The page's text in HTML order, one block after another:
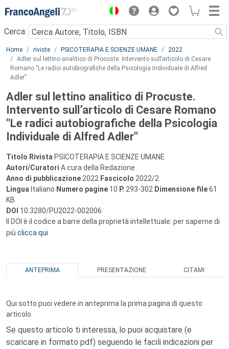
Menu
Cerca:
Main content
Home riviste PSICOTERAPIA E SCIENZE UMANE
2022
Adler sul lettino analitico di Procuste. Intervento sull’articolo di Cesare
Romano "Le radici autobiografiche della Psicologia Individuale di Alfred
Adler"
Adler sul lettino analitico di Procuste.
Intervento sull’articolo di Cesare Romano
"Le radici autobiografiche della Psicologia
Individuale di Alfred Adler"
Titolo Rivista PSICOTERAPIA E SCIENZE UMANE
Autori/Curatori A cura della Redazione
Anno di pubblicazione 2022 Fascicolo 2022/2
Lingua Italiano Numero pagine 10 P. 293-302 Dimensione file61
KB
DOI 10.3280/PU2022-002006
Il DOI è il codice a barre della proprietà intellettuale: per saperne di
più clicca qui
ANTEPRIMA PRESENTAZIONE CITAMI
Qui sotto puoi vedere in anteprima la prima pagina di questo
articolo.
Se questo articolo ti interessa, lo puoi acquistare (e
scaricare in formato pdf) seguendo le facili indicazioni per